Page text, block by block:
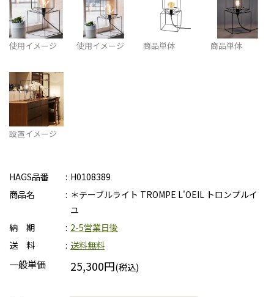
使用イメージ 使用イメージ 商品単体 商品単体
設置イメージ
HAGS品番
H0108389
商品名
＊テーブルライト TROMPE L'OEIL トロンプルイ
ユ
納 期
2-5営業日後
送 料
送料無料
一般単価 25,300円(税込)